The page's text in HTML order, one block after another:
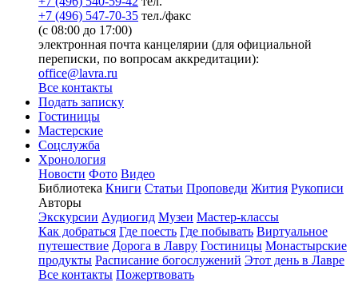
+7 (496) 547-70-35 тел./факс
(с 08:00 до 17:00)
электронная почта канцелярии (для официальной
переписки, по вопросам аккредитации):
office@lavra.ru
Все контакты
Подать записку
Гостиницы
Мастерские
Соцслужба
Хронология
Новости Фото Видео
Библиотека Книги Статьи Проповеди Жития Рукописи
Авторы
Экскурсии Аудиогид Музеи Мастер-классы
Как добраться Где поесть Где побывать Виртуальное
путешествие Дорога в Лавру Гостиницы Монастырские
продукты Расписание богослужений Этот день в Лавре
Все контакты Пожертвовать